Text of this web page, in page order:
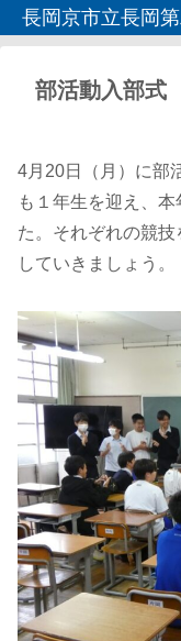
長岡京市立長岡
部活動入部式
4月20日（月）に部
も１年生を迎え、
た。それぞれの競
していきましょう。